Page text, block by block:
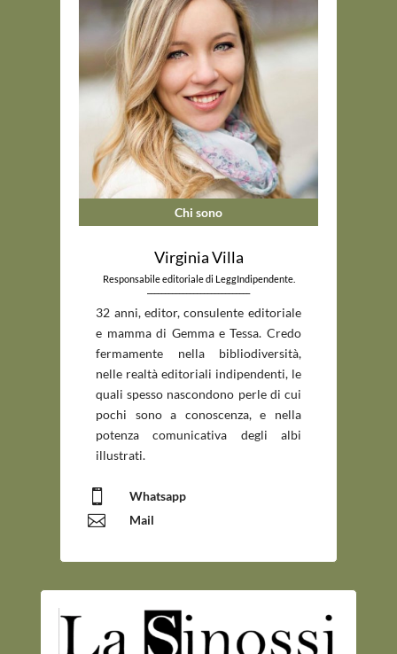
Chi sono
Virginia Villa
Responsabile editoriale di LeggIndipendente.
32 anni, editor, consulente editoriale
e mamma di Gemma e Tessa. Credo
fermamente nella bibliodiversità,
nelle realtà editoriali indipendenti, le
quali spesso nascondono perle di cui
pochi sono a conoscenza, e nella
potenza comunicativa degli albi
illustrati.
 Whatsapp
 Mail